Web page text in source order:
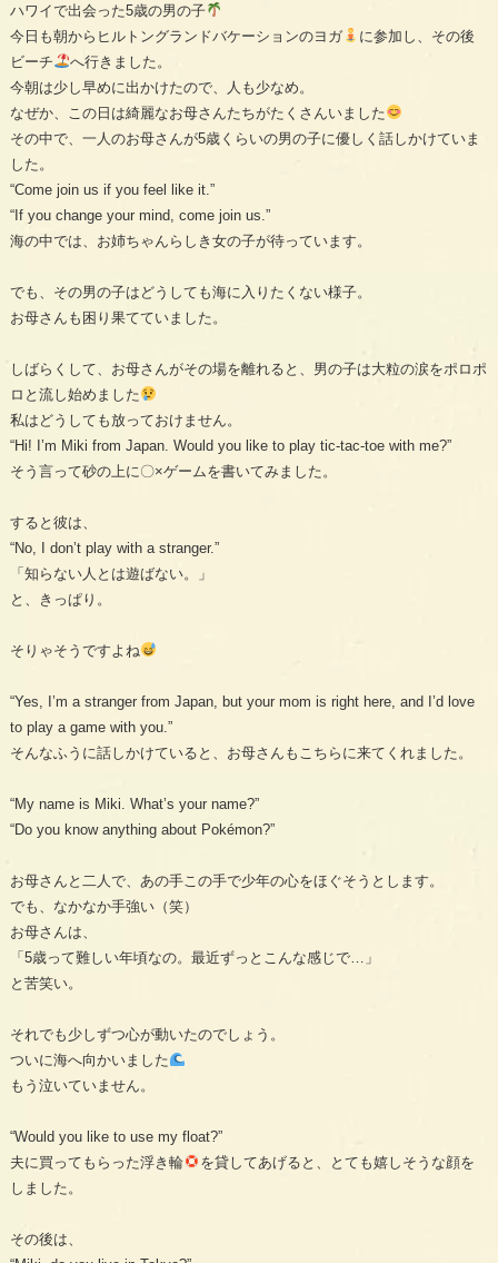
ハワイで出会った5歳の男の子
今日も朝からヒルトングランドバケーションのヨガ
に参加し、その後
ビーチ
へ行きました。
今朝は少し早めに出かけたので、人も少なめ。
なぜか、この日は綺麗なお母さんたちがたくさんいました
その中で、一人のお母さんが5歳くらいの男の子に優しく話しかけていま
した。
“Come join us if you feel like it.”
“If you change your mind, come join us.”
海の中では、お姉ちゃんらしき女の子が待っています。
でも、その男の子はどうしても海に入りたくない様子。
お母さんも困り果てていました。
しばらくして、お母さんがその場を離れると、男の子は大粒の涙をポロポ
ロと流し始めました
私はどうしても放っておけません。
“Hi! I’m Miki from Japan. Would you like to play tic-tac-toe with me?”
そう言って砂の上に〇×ゲームを書いてみました。
すると彼は、
“No, I don’t play with a stranger.”
「知らない人とは遊ばない。」
と、きっぱり。
そりゃそうですよね
“Yes, I’m a stranger from Japan, but your mom is right here, and I’d love
to play a game with you.”
そんなふうに話しかけていると、お母さんもこちらに来てくれました。
“My name is Miki. What’s your name?”
“Do you know anything about Pokémon?”
お母さんと二人で、あの手この手で少年の心をほぐそうとします。
でも、なかなか手強い（笑）
お母さんは、
「5歳って難しい年頃なの。最近ずっとこんな感じで…」
と苦笑い。
それでも少しずつ心が動いたのでしょう。
ついに海へ向かいました
もう泣いていません。
“Would you like to use my float?”
夫に買ってもらった浮き輪
を貸してあげると、とても嬉しそうな顔を
しました。
その後は、